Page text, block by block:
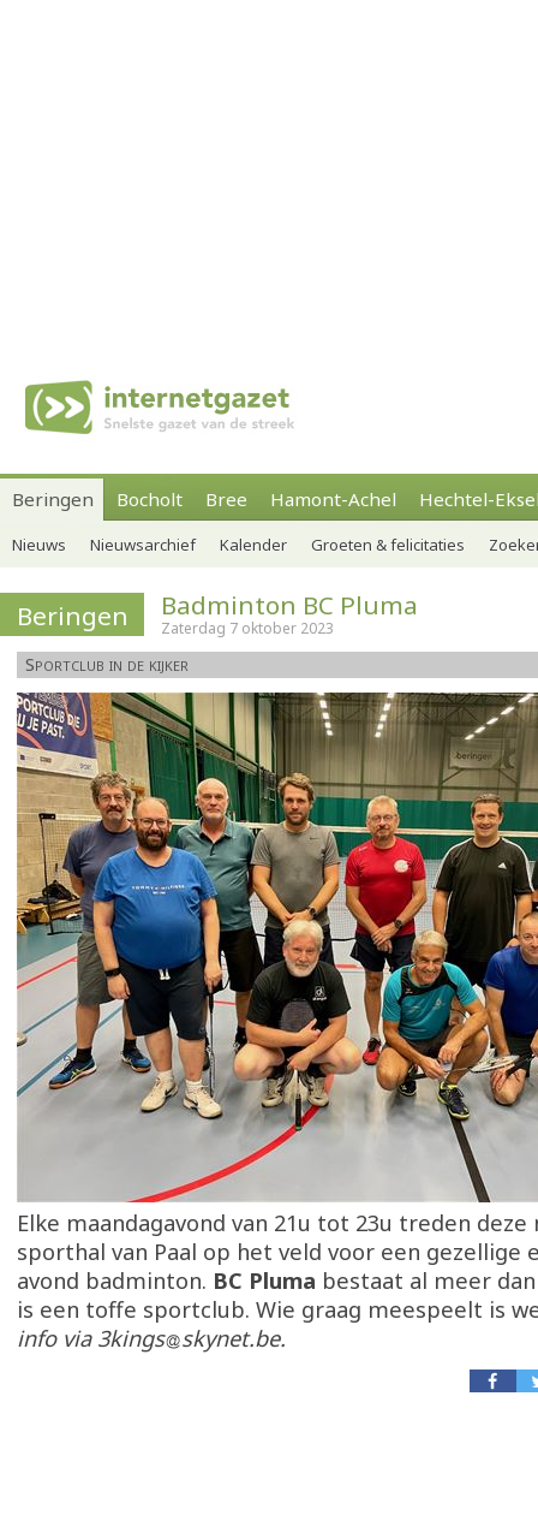
Beringen Bocholt Bree Hamont-Achel Hechtel-
Nieuws Nieuwsarchief Kalender Groeten & felicitaties
Beringen Badminton BC Pluma
Zaterdag 7 oktober 2023
Sportclub in de kijker
Elke maandagavond van 21u tot 23u treden deze
sporthal van Paal op het veld voor een gezellige
avond badminton. BC Pluma bestaat al meer
is een toffe sportclub. Wie graag meespeelt is
info via 3kings
skynet.be.